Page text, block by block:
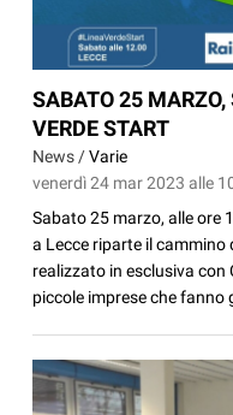
SABATO 25
VERDE START
News /Varie
venerdì 24 mar 2023 alle
Sabato 25 marzo, alle ore
a Lecce riparte il cammino
realizzato in esclusiva
piccole imprese che fanno